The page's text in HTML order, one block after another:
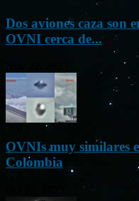
Dos aviones caza son
OVNI cerca de...
OVNIs muy similares
Colombia